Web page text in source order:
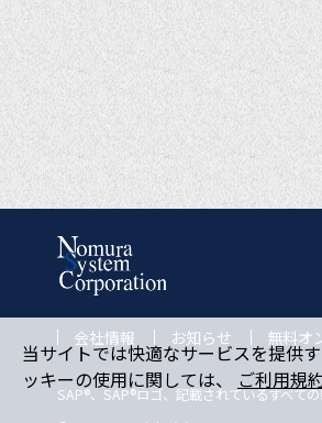
会社情報 お知らせ 無料オ
SAP®、SAP®ロゴ、記載されているすべて
当サイトでは快適なサービスを提供
ッキーの使用に関しては、 ご利用規